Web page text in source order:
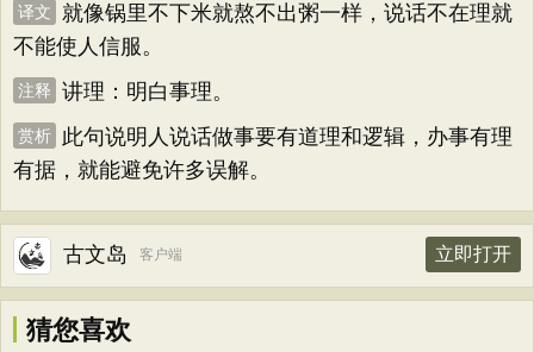
译文
就像锅里不下米就熬不出粥一样，说话不在理就
不能使人信服。
注释 讲理：明白事理。
赏析
此句说明人说话做事要有道理和逻辑，办事有理
有据，就能避免许多误解。
古文岛 客户端 立即打开
猜您喜欢